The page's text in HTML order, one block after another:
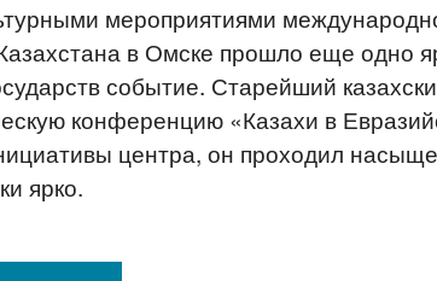
мероприятиями
в Омске прошло еще одно
событие. Старейший
конференцию «Казахи в
центра, он проходил
ярко.